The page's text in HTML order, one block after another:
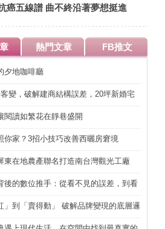
癌五線譜 曲不終沿著夢想挺進
熱門文章 FB推文
夕地咖啡廳
變，破解建商結構誤差，20坪新婚宅
閱讀如繁花在靜巷盛開
你家？3招小技巧改善西曬房窘境
東在地農產聯名打造南台灣觀光工廠
後的數位推手：從看不見的誤差，到看
」到「賣得動」 破解品牌變現的底層邏